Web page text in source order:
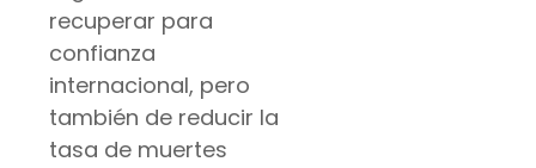
recuperar para
confianza
internacional, pero
también de reducir la
tasa de muertes